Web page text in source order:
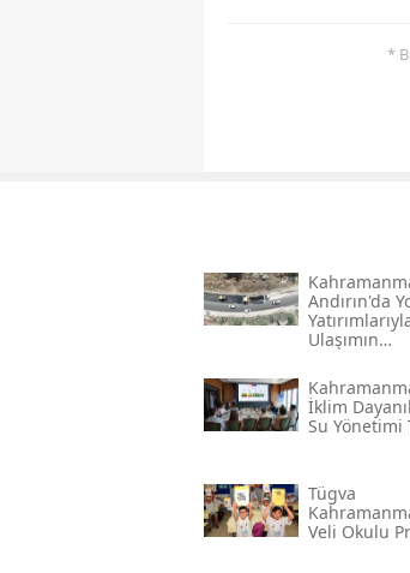
*
Andırın'da
Ulaşımın
Yükseltiyor
İklim
Su Yönetimi
Tügva
Veli Okulu